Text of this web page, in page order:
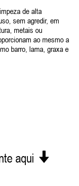
de alta
sem agredir, em
metais ou
ao mesmo a
barro, lama, graxa e
aqui